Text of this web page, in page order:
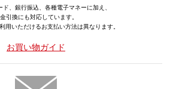
ド、銀行振込、各種電子マネーに加え、
引換にも対応しています。
用いただけるお支払い方法は異なります。
お買い物ガイド